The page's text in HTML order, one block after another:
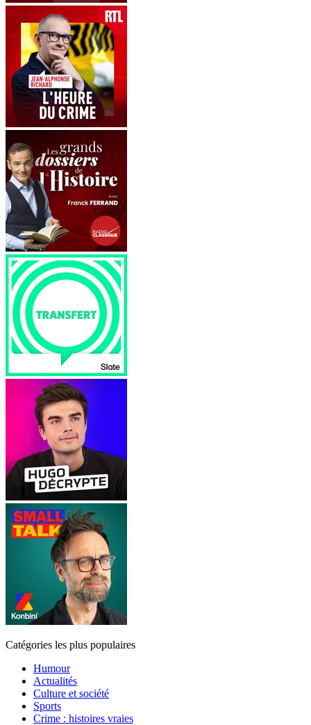
Catégories les plus populaires
Humour
Actualités
Culture et société
Sports
Crime : histoires vraies